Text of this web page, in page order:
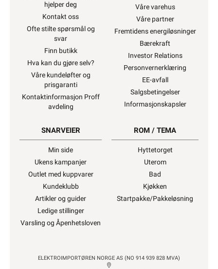
hjelper deg
Kontakt oss
Ofte stilte spørsmål og
svar
Finn butikk
Hva kan du gjøre selv?
Våre kundeløfter og
prisgaranti
Kontaktinformasjon Proff
avdeling
Våre varehus
Våre partner
Fremtidens energiløsninger
Bærekraft
Investor Relations
Personvernerklæring
EE-avfall
Salgsbetingelser
Informasjonskapsler
SNARVEIER
Min side
Ukens kampanjer
Outlet med kuppvarer
Kundeklubb
Artikler og guider
Ledige stillinger
Varsling og Åpenhetsloven
ROM / TEMA
Hyttetorget
Uterom
Bad
Kjøkken
Startpakke/Pakkeløsning
ELEKTROIMPORTØREN NORGE AS (NO 914 939 828 MVA)